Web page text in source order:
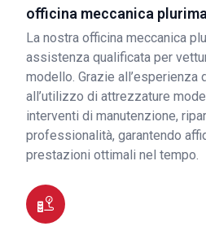
officina meccanica
La nostra officina meccanica
assistenza qualificata per
modello. Grazie all’esperienza
all’utilizzo di attrezzature
interventi di manutenzione,
professionalità, garantendo
prestazioni ottimali nel tempo.